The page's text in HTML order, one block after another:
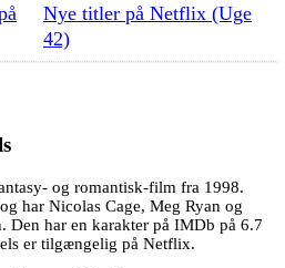
Nye titler på Netflix (Uge
42)
og romantisk-film fra 1998.
har Nicolas Cage, Meg Ryan og
Den har en karakter på IMDb på 6.7
er tilgængelig på Netflix.